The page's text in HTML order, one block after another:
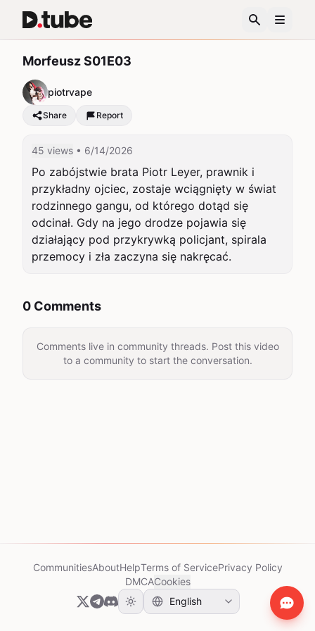
Morfeusz S01E03
piotrvape
Share Report
45 views • 6/14/2026
Po zabójstwie brata Piotr Leyer, prawnik i
przykładny ojciec, zostaje wciągnięty w świat
rodzinnego gangu, od którego dotąd się
odcinał. Gdy na jego drodze pojawia się
działający pod przykrywką policjant, spirala
przemocy i zła zaczyna się nakręcać.
0 Comments
Comments live in community threads. Post this video
to a community to start the conversation.
CommunitiesAboutHelpTerms of ServicePrivacy Policy
DMCACookies